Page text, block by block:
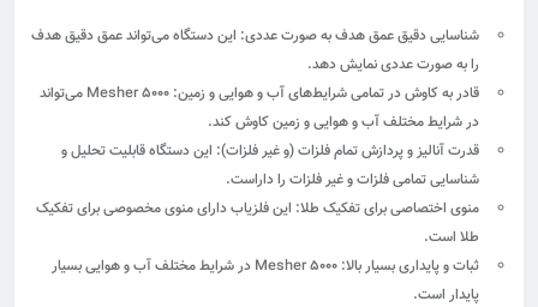
شناسایی دقیق عمق هدف به صورت عددی: این دستگاه می‌تواند عمق دقیق هدف
را به صورت عددی نمایش دهد.
قادر به کاوش در تمامی شرایط‌های آب و هوایی و زمین
: Mesher 5000 می‌تواند
در شرایط مختلف آب و هوایی و زمین کاوش کند.
قدرت آنالیز و پردازش تمام فلزات (و غیر فلزات): این دستگاه قابلیت تحلیل و
شناسایی تمامی فلزات و غیر فلزات را داراست.
منوی اختصاصی برای تفکیک طلا: این فلزیاب دارای منوی مخصوصی برای تفکیک
طلا است.
ثبات و پایداری بسیار بالا
: Mesher 5000 در شرایط مختلف آب و هوایی بسیار
پایدار است.